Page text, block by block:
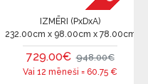
IZMĒRI (PxDxA)
232.00cm x 98.00cm x 78.00cm
729.00€ 948.00€
Vai 12 mēneši = 60.75€